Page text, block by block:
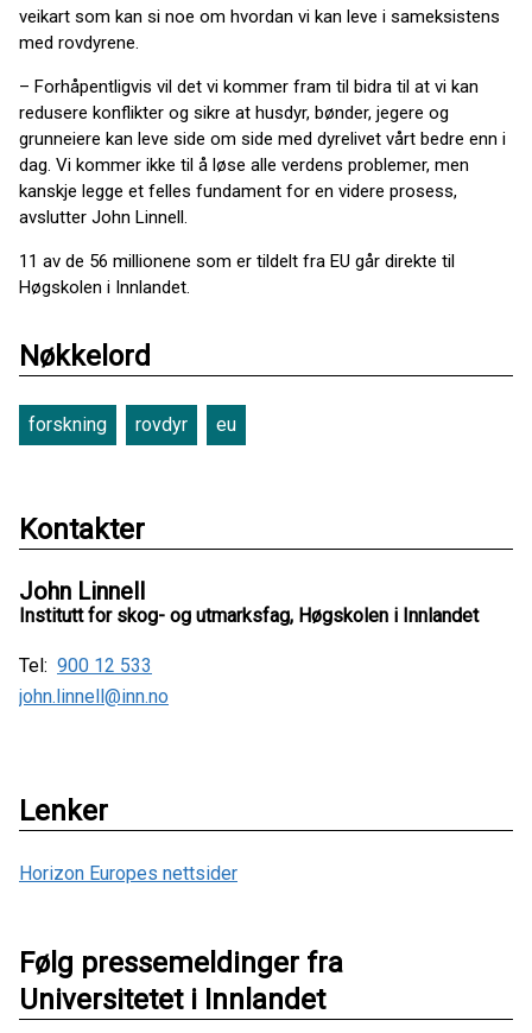
veikart som kan si noe om hvordan vi kan leve i sameksistens
med rovdyrene.
– Forhåpentligvis vil det vi kommer fram til bidra til at vi kan
redusere konflikter og sikre at husdyr, bønder, jegere og
grunneiere kan leve side om side med dyrelivet vårt bedre enn i
dag. Vi kommer ikke til å løse alle verdens problemer, men
kanskje legge et felles fundament for en videre prosess,
avslutter John Linnell.
11 av de 56 millionene som er tildelt fra EU går direkte til
Høgskolen i Innlandet.
Nøkkelord
forskning rovdyr eu
Kontakter
John Linnell
Institutt for skog- og utmarksfag, Høgskolen i Innlandet
Tel: 900 12 533
john.linnell@inn.no
Lenker
Horizon Europes nettsider
Følg pressemeldinger fra
Universitetet i Innlandet